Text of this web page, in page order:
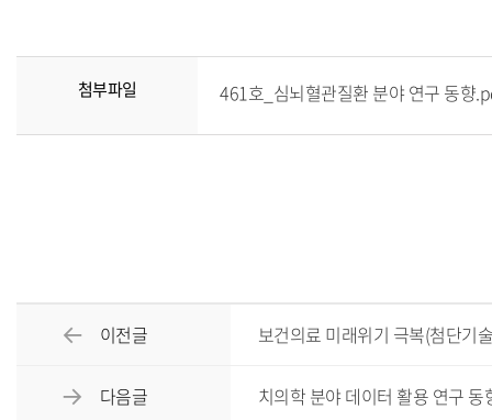
첨부파일 461호_심뇌혈관질환 분야 연구 동향
이전글 보건의료 미래위기 극복(첨단기
다음글 치의학 분야 데이터 활용 연구 동